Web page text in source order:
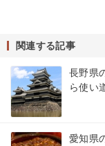
関連する記事
長野県
ら使い
愛知県